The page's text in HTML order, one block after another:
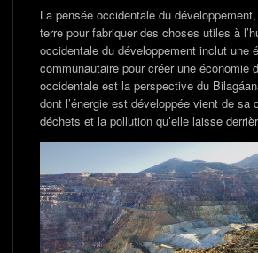
La pensée occidentale du
terre pour fabriquer des choses utiles à
occidentale du développement inclut une
communautaire pour créer une économie
occidentale est la perspective du
dont l’énergie est développée vient de
déchets et la pollution qu’elle laisse